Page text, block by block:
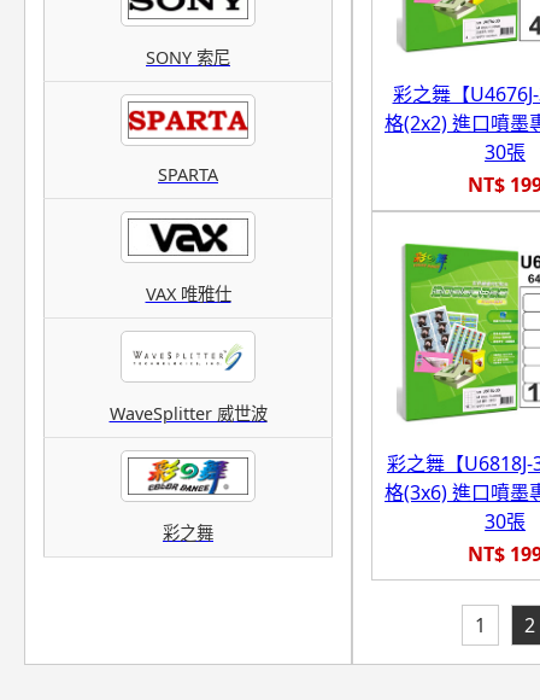
SONY 索尼
SPARTA
VAX 唯雅仕
WaveSplitter 威世波
彩之舞
彩之舞【
格(2x2) 進口噴墨
30張
NT$
彩之舞【
格(3x6) 進口噴墨
30張
NT$
1 2